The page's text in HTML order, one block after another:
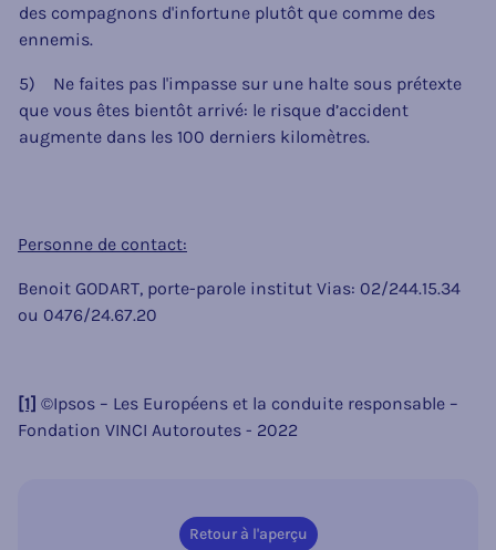
des compagnons d'infortune plutôt que comme des
ennemis.
5) Ne faites pas l'impasse sur une halte sous prétexte
que vous êtes bientôt arrivé: le risque d’accident
augmente dans les 100 derniers kilomètres.
Personne de contact:
Benoit GODART, porte-parole institut Vias: 02/244.15.34
ou 0476/24.67.20
[1] ©Ipsos – Les Européens et la conduite responsable –
Fondation VINCI Autoroutes - 2022
Retour à l'aperçu